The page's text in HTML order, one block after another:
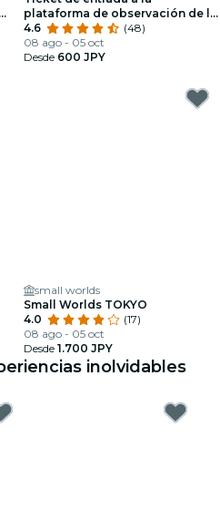
plataforma de observación de la
Torre de Tokio
4.6
(48)
08 ago - 05 oct
Desde 600 JPY
small worlds
Small Worlds TOKYO
4.0
(17)
08 ago - 05 oct
Desde 1.700 JPY
inolvidables